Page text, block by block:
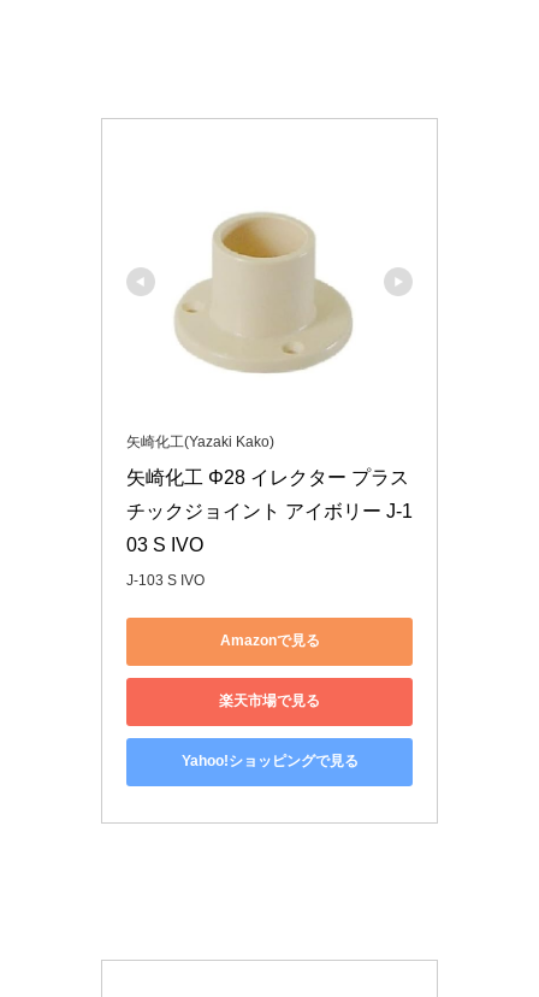
矢崎化工(Yazaki Kako)
矢崎化工 Φ28 イレクター プラス
チックジョイント アイボリー J-1
03 S IVO
J-103 S IVO
Amazonで見る
楽天市場で見る
Yahoo!ショッピングで見る